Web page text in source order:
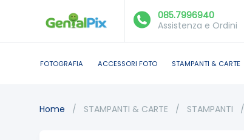
085.7996940
Assistenza e Ordini
FOTOGRAFIA ACCESSORI FOTO STAMPANTI & CARTE
Home / STAMPANTI & CARTE / STAMPANTI /